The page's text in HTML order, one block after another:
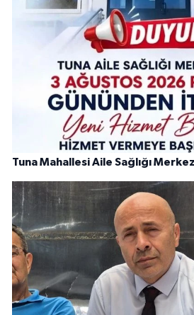
Tuna Mahallesi Aile Sağlığı